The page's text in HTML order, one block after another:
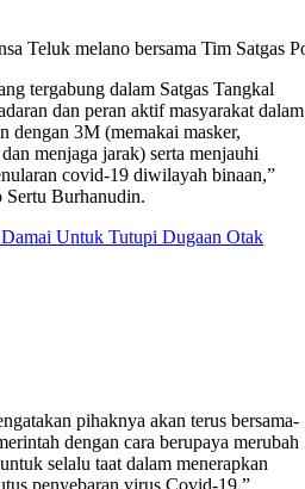
Teluk melano bersama Tim Satgas
tergabung dalam Satgas Tangkal
dan peran aktif masyarakat dalam
dengan 3M (memakai masker,
menjaga jarak) serta menjauhi
covid-19 diwilayah binaan,”
Burhanudin.
Untuk Tutupi Dugaan Otak
pihaknya akan terus bersama-
dengan cara berupaya merubah
selalu taat dalam menerapkan